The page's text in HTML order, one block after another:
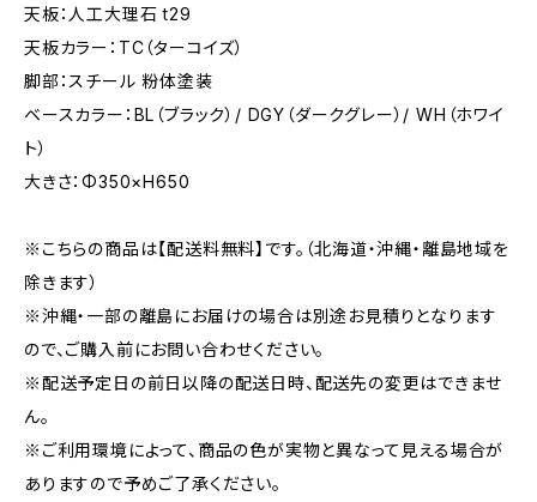
天板：人工大理石 t29
天板カラー：TC（ターコイズ）
脚部：スチール 粉体塗装
ベースカラー：BL（ブラック）/ DGY（ダークグレー）/ WH（ホワイ
ト）
大きさ：Φ350×H650
※こちらの商品は【配送料無料】です。（北海道・沖縄・離島地域を
除きます）
※沖縄・一部の離島にお届けの場合は別途お見積りとなります
ので、ご購入前にお問い合わせください。
※配送予定日の前日以降の配送日時、配送先の変更はできませ
ん。
※ご利用環境によって、商品の色が実物と異なって見える場合が
ありますので予めご了承ください。